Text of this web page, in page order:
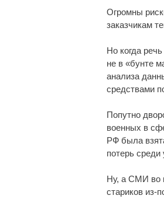
Огромны
заказчикам
Но когда
не в «бунте
анализа
средствами
Попутно
военных в
РФ была
потерь среди
Ну, а СМИ во
стариков из-